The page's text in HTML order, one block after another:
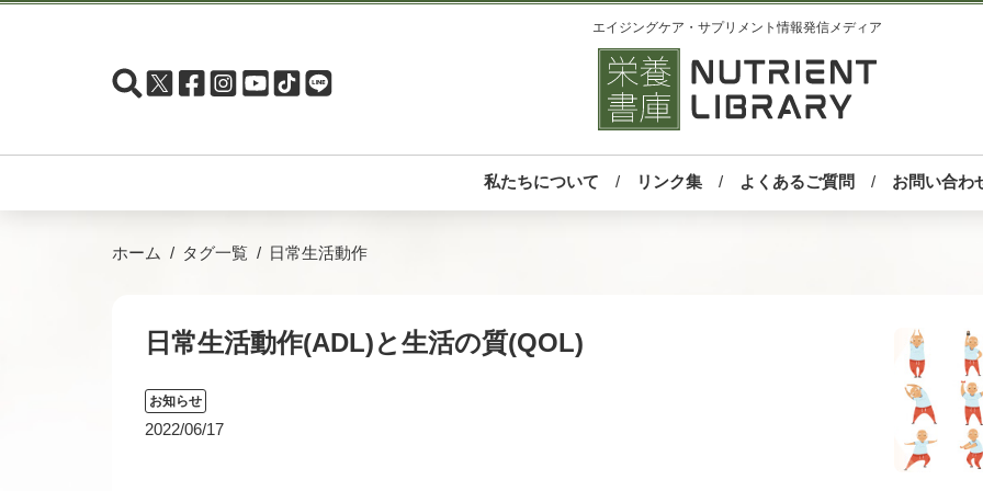
エイジングケア・サプリメント情報発信メディア
私たちについて リンク集 よくあるご質問 お問い合わ
ホーム タグ一覧 日常生活動作
日常生活動作(ADL)と生活の質(QOL)
お知らせ
2022/06/17